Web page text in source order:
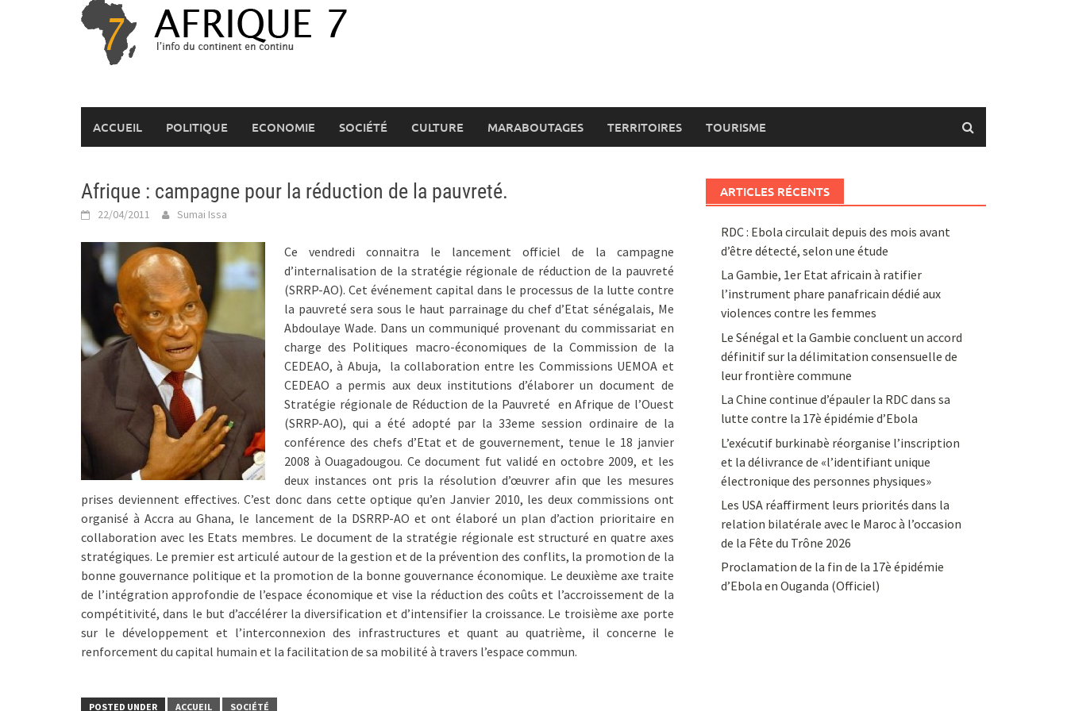
ACCUEIL POLITIQUE ECONOMIE SOCIÉTÉ CULTURE MARABOUTAGES TERRITOIRES TOURISME
Afrique : campagne pour la réduction de la pauvreté.
22/04/2011 Sumai Issa
Ce vendredi connaitra le lancement officiel de la campagne
d’internalisation de la stratégie régionale de réduction de la pauvreté
(SRRP-AO). Cet événement capital dans le processus de la lutte contre
la pauvreté sera sous le haut parrainage du chef d’Etat sénégalais, Me
Abdoulaye Wade. Dans un communiqué provenant du commissariat en
charge des Politiques macro-économiques de la Commission de la
CEDEAO, à Abuja, la collaboration entre les Commissions UEMOA et
CEDEAO a permis aux deux institutions d’élaborer un document de
Stratégie régionale de Réduction de la Pauvreté en Afrique de l’Ouest
(SRRP-AO), qui a été adopté par la 33eme session ordinaire de la
conférence des chefs d’Etat et de gouvernement, tenue le 18 janvier
2008 à Ouagadougou. Ce document fut validé en octobre 2009, et les
deux instances ont pris la résolution d’œuvrer afin que les mesures
prises deviennent effectives. C’est donc dans cette optique qu’en Janvier 2010, les deux commissions ont
organisé à Accra au Ghana, le lancement de la DSRRP-AO et ont élaboré un plan d’action prioritaire en
collaboration avec les Etats membres. Le document de la stratégie régionale est structuré en quatre axes
stratégiques. Le premier est articulé autour de la gestion et de la prévention des conflits, la promotion de la
bonne gouvernance politique et la promotion de la bonne gouvernance économique. Le deuxième axe traite
de l’intégration approfondie de l’espace économique et vise la réduction des coûts et l’accroissement de la
compétitivité, dans le but d’accélérer la diversification et d’intensifier la croissance. Le troisième axe porte
sur le développement et l’interconnexion des infrastructures et quant au quatrième, il concerne le
renforcement du capital humain et la facilitation de sa mobilité à travers l’espace commun.
POSTED UNDER ACCUEIL SOCIÉTÉ
ARTICLES RÉCENTS
RDC : Ebola circulait depuis des mois avant
d’être détecté, selon une étude
La Gambie, 1er Etat africain à ratifier
l’instrument phare panafricain dédié aux
violences contre les femmes
Le Sénégal et la Gambie concluent un accord
définitif sur la délimitation consensuelle de
leur frontière commune
La Chine continue d’épauler la RDC dans sa
lutte contre la 17è épidémie d’Ebola
L’exécutif burkinabè réorganise l’inscription
et la délivrance de «l’identifiant unique
électronique des personnes physiques»
Les USA réaffirment leurs priorités dans la
relation bilatérale avec le Maroc à l’occasion
de la Fête du Trône 2026
Proclamation de la fin de la 17è épidémie
d’Ebola en Ouganda (Officiel)